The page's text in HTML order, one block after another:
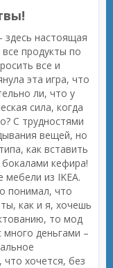
здесь настоящая
продукты по
все и
эта игра, что
ли, что у
сила, когда
С трудностями
вещей, но
как вставить
кефира!
из IKEA.
понимал, что
как и я, хочешь
то мод
много деньгами –
что хочется, без